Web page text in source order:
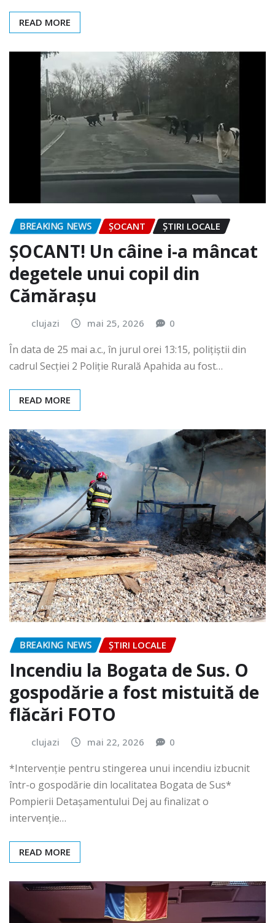
READ MORE
BREAKING NEWS ȘOCANT ȘTIRI LOCALE
ȘOCANT! Un câine i-a mâncat
degetele unui copil din
Cămărașu
clujazi mai 25, 2026 0
În data de 25 mai a.c., în jurul orei 13:15, polițiștii din
cadrul Secției 2 Poliție Rurală Apahida au fost…
READ MORE
BREAKING NEWS ȘTIRI LOCALE
Incendiu la Bogata de Sus. O
gospodărie a fost mistuită de
flăcări FOTO
clujazi mai 22, 2026 0
*Intervenție pentru stingerea unui incendiu izbucnit
într-o gospodărie din localitatea Bogata de Sus*
Pompierii Detașamentului Dej au finalizat o
intervenție…
READ MORE